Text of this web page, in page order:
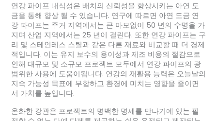
연강 파이프 내식성은 배치의 신뢰성을 향상시키는 아연 도
금을 통해 향상 될 수 있습니다. 연구에 따르면 아연 도금 연
강 파이프는 주거 지역에서는 큰 마모없이 50 년의 수명을 가
지며 산업 지역에서는 25 년이 걸린다. 또한 연강 파이프는 구
리 및 스테인레스 스틸과 같은 다른 재료와 비교할 때 더 경제
적입니다. 이는 유지 보수의 용이성과 제조 비용의 절감으로
인해 대규모 및 소규모 프로젝트 모두에서 연강 파이프의 광
범위한 사용에 도움이됩니다. 연강의 재활용 능력은 오늘날의
지속 가능성 목표에 부합하고 환경에 미치는 영향을 줄이면
서 가치를 높입니다.
온화한 강관은 프로젝트의 명백한 명세를 만나기에 있는 필